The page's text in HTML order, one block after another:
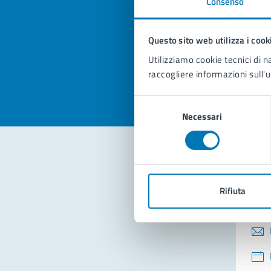
Questo sito web utilizza i
Utilizziamo cookie tecnici di
raccogliere informazioni
consenso
Necessari
Rifiuta